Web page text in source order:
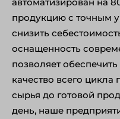
продукцию с точным
снизить
оснащенность
позволяет
качество всего цикла
сырья до готовой
день, наше